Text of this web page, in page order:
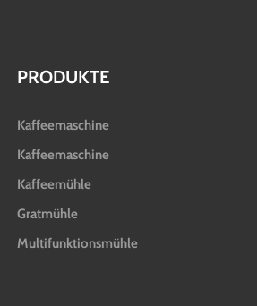
PRODUKTE
Kaffeemaschine
Kaffeemaschine
Kaffeemühle
Gratmühle
Multifunktionsmühle